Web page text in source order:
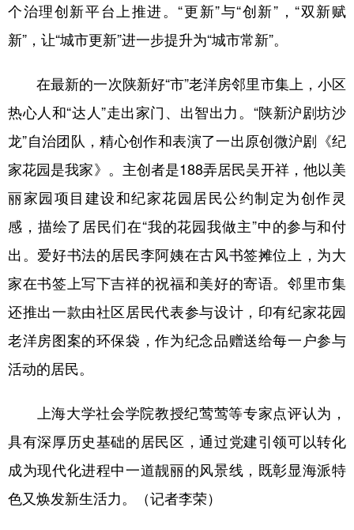
个治理创新平台上推进。“更新”与“创新”，“双新赋
新”，让“城市更新”进一步提升为“城市常新”。
在最新的一次陕新好“市”老洋房邻里市集上，小区
热心人和“达人”走出家门、出智出力。“陕新沪剧坊沙
龙”自治团队，精心创作和表演了一出原创微沪剧《纪
家花园是我家》。主创者是188弄居民吴开祥，他以美
丽家园项目建设和纪家花园居民公约制定为创作灵
感，描绘了居民们在“我的花园我做主”中的参与和付
出。爱好书法的居民李阿姨在古风书签摊位上，为大
家在书签上写下吉祥的祝福和美好的寄语。邻里市集
还推出一款由社区居民代表参与设计，印有纪家花园
老洋房图案的环保袋，作为纪念品赠送给每一户参与
活动的居民。
上海大学社会学院教授纪莺莺等专家点评认为，
具有深厚历史基础的居民区，通过党建引领可以转化
成为现代化进程中一道靓丽的风景线，既彰显海派特
色又焕发新生活力。（记者李荣）